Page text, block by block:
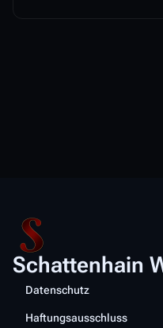
Schattenhain
Datenschutz
Haftungsausschluss